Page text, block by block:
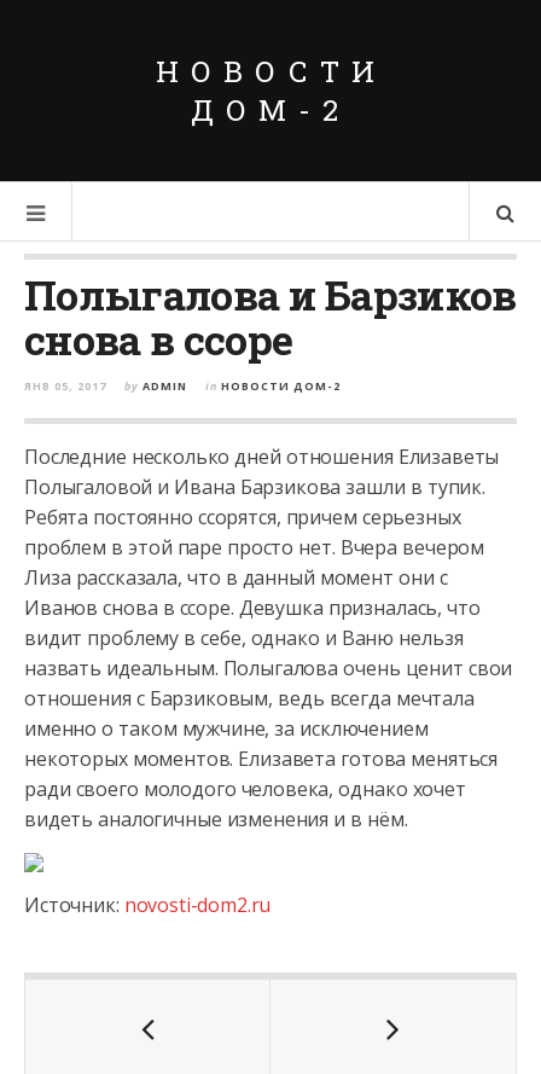
НОВОСТИ
ДОМ-2
Полыгалова и Барзиков
снова в ссоре
ЯНВ 05, 2017 by ADMIN in НОВОСТИ ДОМ-2
Последние несколько дней отношения Елизаветы
Полыгаловой и Ивана Барзикова зашли в тупик.
Ребята постоянно ссорятся, причем серьезных
проблем в этой паре просто нет. Вчера вечером
Лиза рассказала, что в данный момент они с
Иванов снова в ссоре. Девушка призналась, что
видит проблему в себе, однако и Ваню нельзя
назвать идеальным. Полыгалова очень ценит свои
отношения с Барзиковым, ведь всегда мечтала
именно о таком мужчине, за исключением
некоторых моментов. Елизавета готова меняться
ради своего молодого человека, однако хочет
видеть аналогичные изменения и в нём.
Источник: novosti-dom2.ru